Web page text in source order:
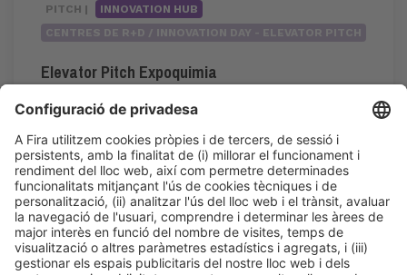
PITCH |
INNOVATION HUB
CENTRES DE R+D / INNOVATION DAY - ELEVATOR PITCH
Elevator Pitch Expoquimia
Dc 3
Innovation Hub Area - Stand Acció
Accés públic
LLegir més